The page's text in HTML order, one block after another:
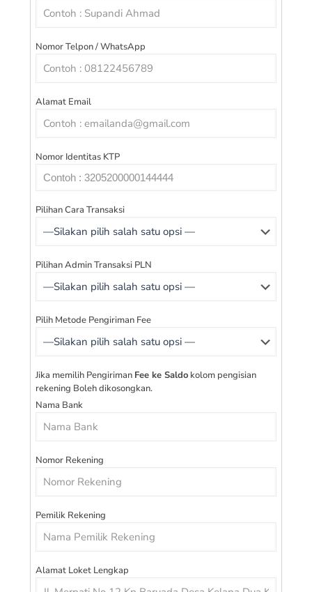
Nomor Telpon / WhatsApp
Alamat Email
Nomor Identitas KTP
Pilihan Cara Transaksi
Pilihan Admin Transaksi PLN
Pilih Metode Pengiriman Fee
Jika memilih Pengiriman Fee ke Saldo kolom pengisian
rekening Boleh dikosongkan.
Nama Bank
Nomor Rekening
Pemilik Rekening
Alamat Loket Lengkap